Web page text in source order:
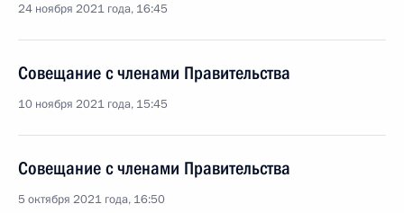
24 ноября 2021 года, 16:45
Совещание с членами Правительства
10 ноября 2021 года, 15:45
Совещание с членами Правительства
5 октября 2021 года, 16:50